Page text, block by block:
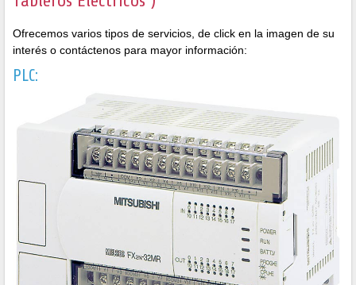
Ofrecemos varios tipos de servicios, de click en la imagen de su
interés o contáctenos para mayor información:
PLC: